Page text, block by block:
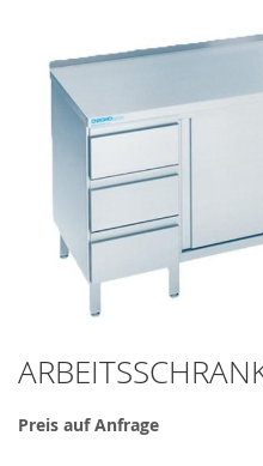
Zum
Anfang
der
Bildergalerie
Preis auf Anfrage